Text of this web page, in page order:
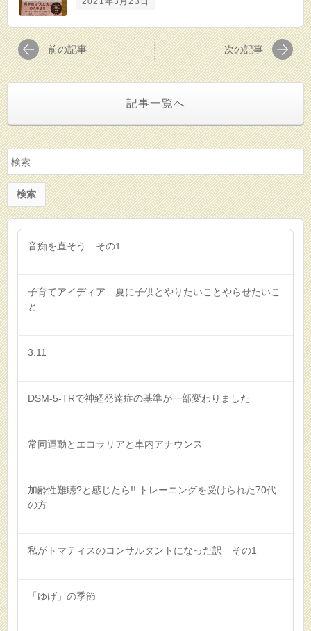
前の記事 次の記事
記事一覧へ
検
索:
音痴を直そう その1
子育てアイディア 夏に子供とやりたいことやらせたいこ
と
3.11
DSM-5-TRで神経発達症の基準が一部変わりました
常同運動とエコラリアと車内アナウンス
加齢性難聴?と感じたら!! トレーニングを受けられた70代
の方
私がトマティスのコンサルタントになった訳 その1
「ゆげ」の季節